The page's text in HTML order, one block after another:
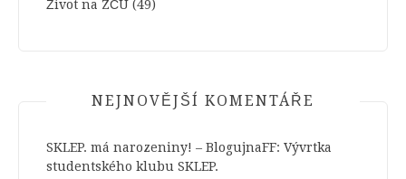
Život na ZČU (49)
NEJNOVĚJŠÍ KOMENTÁŘE
SKLEP. má narozeniny! – BlogujnaFF: Vývrtka
studentského klubu SKLEP.